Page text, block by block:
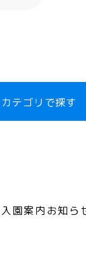
カテゴリで探す
入園案内 お知ら